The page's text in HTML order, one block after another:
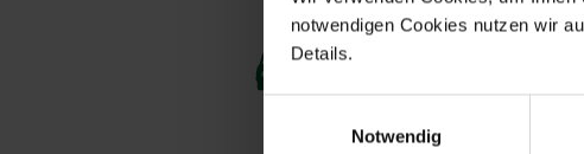
notwendigen Cookies nutzen wir
Details.
Notwendig